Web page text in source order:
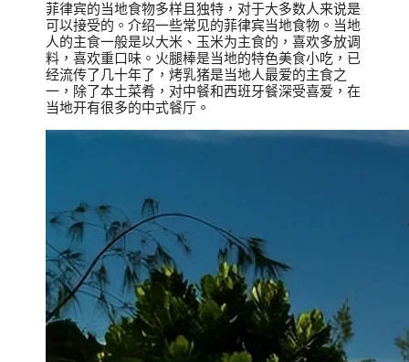
菲律宾的当地食物多样且独特，对于大多数人来说是
可以接受的。介绍一些常见的菲律宾当地食物。当地
人的主食一般是以大米、玉米为主食的，喜欢多放调
料，喜欢重口味。火腿棒是当地的特色美食小吃，已
经流传了几十年了，烤乳猪是当地人最爱的主食之
一，除了本土菜肴，对中餐和西班牙餐深受喜爱，在
当地开有很多的中式餐厅。